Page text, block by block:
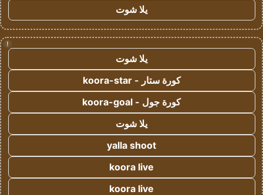
يلا شوت
!
يلا شوت
كورة ستار - koora-star
كورة جول - koora-goal
يلا شوت
yalla shoot
koora live
koora live